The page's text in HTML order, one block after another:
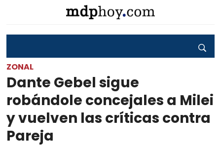
ZONAL
Dante Gebel sigue
robándole concejales a Milei
y vuelven las críticas contra
Pareja